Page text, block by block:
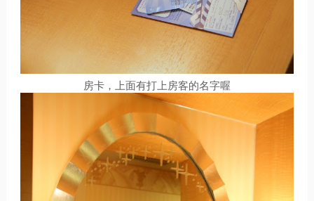
房卡，上面有打上房客的名字喔